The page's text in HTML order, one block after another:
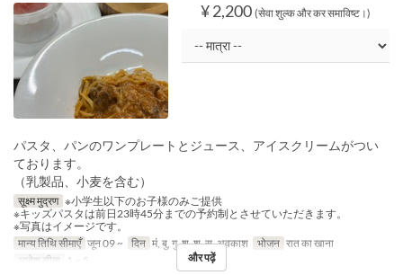
¥ 2,200 (सेवा शुल्क और कर समाविष्ट।)
パスタ、パンのワンプレートとジュース、アイスクリームがつい
ております。
（乳製品、小麦を含む）
सूक्ष्म मुद्रण ※小学生以下のお子様のみご提供
※キッズパスタは前日23時45分までの予約制とさせていただきます。
※写真はイメージです。
मान्य तिथि सीमाएँ जून 09 ~ दिन मं, बु, गु, शु, श, स, अवकाश भोजन रात का खाना
आदेश सीमा
1 ~ 5 और पढ़ें